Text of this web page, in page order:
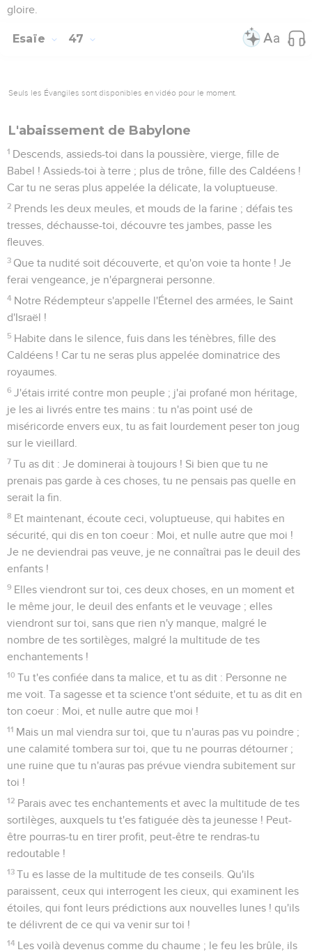
gloire.
Esaïe 47
Seuls les Évangiles sont disponibles en vidéo pour le moment.
L'abaissement de Babylone
1 Descends, assieds-toi dans la poussière, vierge, fille de
Babel ! Assieds-toi à terre ; plus de trône, fille des Caldéens !
Car tu ne seras plus appelée la délicate, la voluptueuse.
2 Prends les deux meules, et mouds de la farine ; défais tes
tresses, déchausse-toi, découvre tes jambes, passe les
fleuves.
3 Que ta nudité soit découverte, et qu'on voie ta honte ! Je
ferai vengeance, je n'épargnerai personne.
4 Notre Rédempteur s'appelle l'Éternel des armées, le Saint
d'Israël !
5 Habite dans le silence, fuis dans les ténèbres, fille des
Caldéens ! Car tu ne seras plus appelée dominatrice des
royaumes.
6 J'étais irrité contre mon peuple ; j'ai profané mon héritage,
je les ai livrés entre tes mains : tu n'as point usé de
miséricorde envers eux, tu as fait lourdement peser ton joug
sur le vieillard.
7 Tu as dit : Je dominerai à toujours ! Si bien que tu ne
prenais pas garde à ces choses, tu ne pensais pas quelle en
serait la fin.
8 Et maintenant, écoute ceci, voluptueuse, qui habites en
sécurité, qui dis en ton coeur : Moi, et nulle autre que moi !
Je ne deviendrai pas veuve, je ne connaîtrai pas le deuil des
enfants !
9 Elles viendront sur toi, ces deux choses, en un moment et
le même jour, le deuil des enfants et le veuvage ; elles
viendront sur toi, sans que rien n'y manque, malgré le
nombre de tes sortilèges, malgré la multitude de tes
enchantements !
10 Tu t'es confiée dans ta malice, et tu as dit : Personne ne
me voit. Ta sagesse et ta science t'ont séduite, et tu as dit en
ton coeur : Moi, et nulle autre que moi !
11 Mais un mal viendra sur toi, que tu n'auras pas vu poindre ;
une calamité tombera sur toi, que tu ne pourras détourner ;
une ruine que tu n'auras pas prévue viendra subitement sur
toi !
12 Parais avec tes enchantements et avec la multitude de tes
sortilèges, auxquels tu t'es fatiguée dès ta jeunesse ! Peut-
être pourras-tu en tirer profit, peut-être te rendras-tu
redoutable !
13 Tu es lasse de la multitude de tes conseils. Qu'ils
paraissent, ceux qui interrogent les cieux, qui examinent les
étoiles, qui font leurs prédictions aux nouvelles lunes ! qu'ils
te délivrent de ce qui va venir sur toi !
14 Les voilà devenus comme du chaume ; le feu les brûle, ils